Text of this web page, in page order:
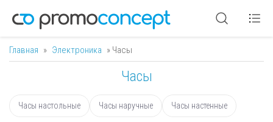
Вы здесь
Главная » Электроника » Часы
Часы
Часы настольные Часы наручные Часы настенные